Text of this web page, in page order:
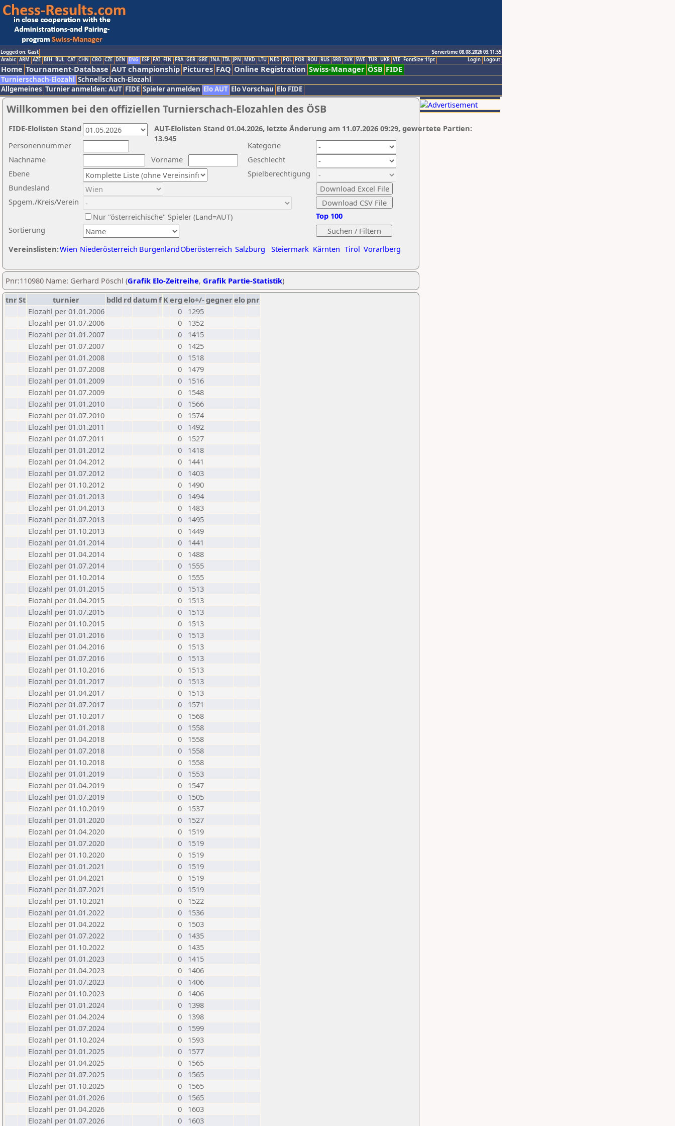
Logged on: Gast
Servertime 08.08.2026 03:11:55
Logout
Login
Arabic ARM AZE BIH BUL CAT CHN CRO CZE DEN ENG ESP FAI FIN FRA GER GRE INA ITA JPN MKD LTU NED POL POR ROU RUS SRB SVK SWE TUR UKR VIE FontSize:11pt
Home Tournament-Database AUT championship Pictures FAQ Online Registration Swiss-Manager ÖSB FIDE
Turnierschach-Elozahl Schnellschach-Elozahl
Allgemeines Turnier anmelden: AUT FIDE Spieler anmelden Elo AUT Elo Vorschau Elo FIDE
Willkommen bei den offiziellen Turnierschach-Elozahlen des ÖSB
Nachname
Vorname
Ebene
Kategorie
Sortierung
Personennummer
Bundesland
Spgem./Kreis/Verein
Geschlecht
Nur "österreichische" Spieler (Land=AUT)
Spielberechtigung
Vereinslisten:Wien Niederösterreich BurgenlandOberösterreich Salzburg Steiermark Kärnten Tirol Vorarlberg
Top 100
AUT-Elolisten Stand 01.04.2026, letzte Änderung am 11.07.2026 09:29, gewertete Partien:
13.945
FIDE-Elolisten Stand
Pnr:110980 Name: Gerhard Pöschl (Grafik Elo-Zeitreihe, Grafik Partie-Statistik)
tnrSt turnier bdld rd datumf Kerg elo+/-gegnerelo pnr
Elozahl per 01.01.2006
0
1295
Elozahl per 01.07.2006
0
1352
Elozahl per 01.01.2007
0
1415
Elozahl per 01.07.2007
0
1425
Elozahl per 01.01.2008
0
1518
Elozahl per 01.07.2008
0
1479
Elozahl per 01.01.2009
0
1516
Elozahl per 01.07.2009
0
1548
Elozahl per 01.01.2010
0
1566
Elozahl per 01.07.2010
0
1574
Elozahl per 01.01.2011
0
1492
Elozahl per 01.07.2011
0
1527
Elozahl per 01.01.2012
0
1418
Elozahl per 01.04.2012
0
1441
Elozahl per 01.07.2012
0
1403
Elozahl per 01.10.2012
0
1490
Elozahl per 01.01.2013
0
1494
Elozahl per 01.04.2013
0
1483
Elozahl per 01.07.2013
0
1495
Elozahl per 01.10.2013
0
1449
Elozahl per 01.01.2014
0
1441
Elozahl per 01.04.2014
0
1488
Elozahl per 01.07.2014
0
1555
Elozahl per 01.10.2014
0
1555
Elozahl per 01.01.2015
0
1513
Elozahl per 01.04.2015
0
1513
Elozahl per 01.07.2015
0
1513
Elozahl per 01.10.2015
0
1513
Elozahl per 01.01.2016
0
1513
Elozahl per 01.04.2016
0
1513
Elozahl per 01.07.2016
0
1513
Elozahl per 01.10.2016
0
1513
Elozahl per 01.01.2017
0
1513
Elozahl per 01.04.2017
0
1513
Elozahl per 01.07.2017
0
1571
Elozahl per 01.10.2017
0
1568
Elozahl per 01.01.2018
0
1558
Elozahl per 01.04.2018
0
1558
Elozahl per 01.07.2018
0
1558
Elozahl per 01.10.2018
0
1558
Elozahl per 01.01.2019
0
1553
Elozahl per 01.04.2019
0
1547
Elozahl per 01.07.2019
0
1505
Elozahl per 01.10.2019
0
1537
Elozahl per 01.01.2020
0
1527
Elozahl per 01.04.2020
0
1519
Elozahl per 01.07.2020
0
1519
Elozahl per 01.10.2020
0
1519
Elozahl per 01.01.2021
0
1519
Elozahl per 01.04.2021
0
1519
Elozahl per 01.07.2021
0
1519
Elozahl per 01.10.2021
0
1522
Elozahl per 01.01.2022
0
1536
Elozahl per 01.04.2022
0
1503
Elozahl per 01.07.2022
0
1435
Elozahl per 01.10.2022
0
1435
Elozahl per 01.01.2023
0
1415
Elozahl per 01.04.2023
0
1406
Elozahl per 01.07.2023
0
1406
Elozahl per 01.10.2023
0
1406
Elozahl per 01.01.2024
0
1398
Elozahl per 01.04.2024
0
1398
Elozahl per 01.07.2024
0
1599
Elozahl per 01.10.2024
0
1593
Elozahl per 01.01.2025
0
1577
Elozahl per 01.04.2025
0
1565
Elozahl per 01.07.2025
0
1565
Elozahl per 01.10.2025
0
1565
Elozahl per 01.01.2026
0
1565
Elozahl per 01.04.2026
0
1603
Elozahl per 01.07.2026
0 1603